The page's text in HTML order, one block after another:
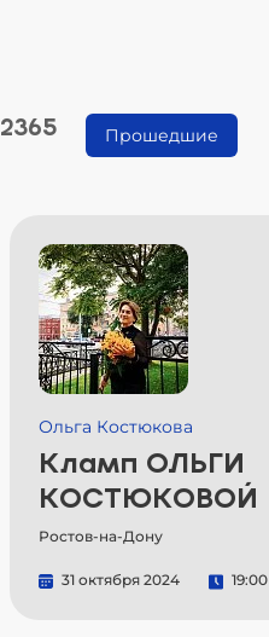
2365 Прошедшие
Ольга Костюкова
Кламп ОЛЬГИ
КОСТЮКОВОЙ
Ростов-на-Дону
31 октября 2024 19:00